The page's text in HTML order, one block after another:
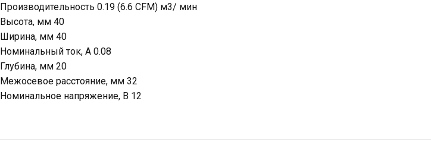
Производительность 0.19 (6.6 CFM) м3/ мин
Высота, мм 40
Ширина, мм 40
Номинальный ток, А 0.08
Глубина, мм 20
Межосевое расстояние, мм 32
Номинальное напряжение, В 12